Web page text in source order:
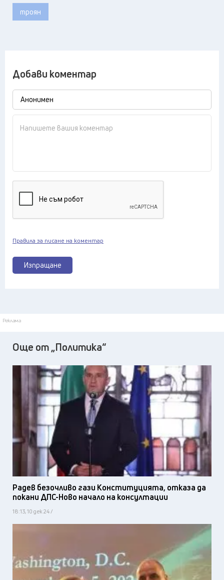
троян
Добави коментар
Изпращане
Правила за писане на коментар
Реклама
Още от „Политика“
Радев безочливо гази Конституцията, отказа да
покани ДПС-Ново начало на консултации
18:13, 10 дек 24 /